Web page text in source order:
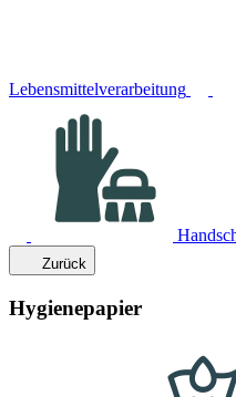
Lebensmittelverarbeitung
Zurück
Hygienepapier